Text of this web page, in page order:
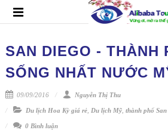
SAN DIEGO - THÀNH
SỐNG NHẤT NƯỚC
09/09/2016 Nguyễn Thị Thu
Du lịch Hoa Kỳ giá rẻ, Du lịch Mỹ, thành phố San
0 Bình luận